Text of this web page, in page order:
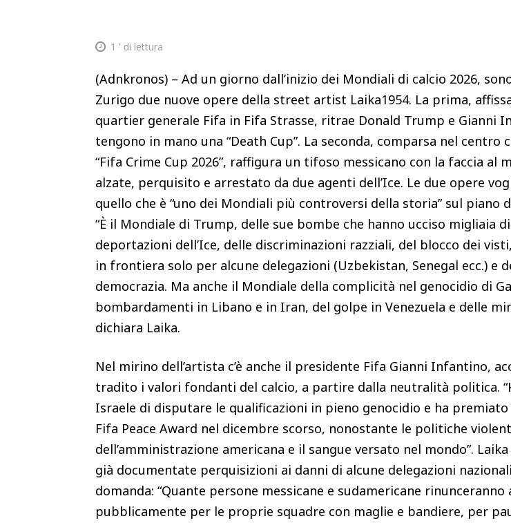
1 ' di lettura
(Adnkronos) – Ad un giorno dall’inizio dei Mondiali di calcio 2026,
Zurigo due nuove opere della street artist Laika1954. La prima,
quartier generale Fifa in Fifa Strasse, ritrae Donald Trump e Gianni
tengono in mano una “Death Cup”. La seconda, comparsa nel
“Fifa Crime Cup 2026”, raffigura un tifoso messicano con la faccia al
alzate, perquisito e arrestato da due agenti dell’Ice. Le due opere
quello che è “uno dei Mondiali più controversi della storia” sul piano
“È il Mondiale di Trump, delle sue bombe che hanno ucciso migliaia
deportazioni dell’Ice, delle discriminazioni razziali, del blocco dei
in frontiera solo per alcune delegazioni (Uzbekistan, Senegal ecc.) e
democrazia. Ma anche il Mondiale della complicità nel genocidio di
bombardamenti in Libano e in Iran, del golpe in Venezuela e delle
dichiara Laika.
Nel mirino dell’artista c’è anche il presidente Fifa Gianni Infantino,
tradito i valori fondanti del calcio, a partire dalla neutralità politica.
Israele di disputare le qualificazioni in pieno genocidio e ha
Fifa Peace Award nel dicembre scorso, nonostante le politiche
dell’amministrazione americana e il sangue versato nel mondo”.
già documentate perquisizioni ai danni di alcune delegazioni
domanda: “Quante persone messicane e sudamericane
pubblicamente per le proprie squadre con maglie e bandiere, per